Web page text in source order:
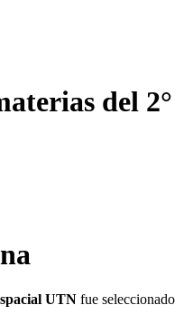
del 2°
UTN fue seleccionado